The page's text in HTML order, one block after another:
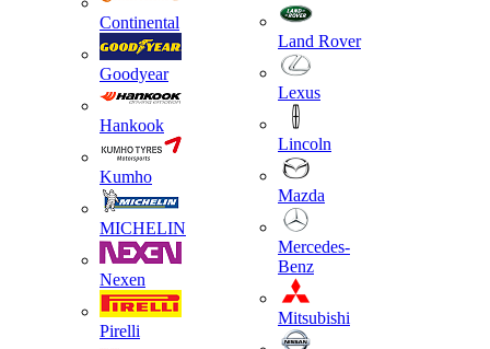
Continental
Goodyear
Hankook
Kumho
MICHELIN
Nexen
Pirelli
Land Rover
Lexus
Lincoln
Mazda
Mercedes-
Benz
Mitsubishi